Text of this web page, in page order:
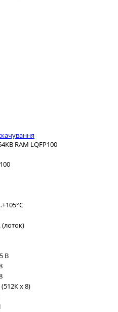
RAM LQFP100
В
x 8)